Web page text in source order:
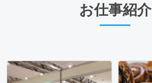
お仕事紹介